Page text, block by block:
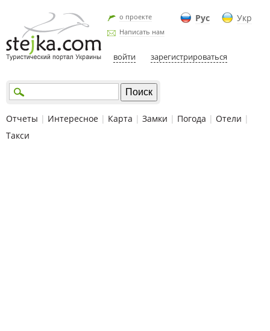
Рус Укр
о проекте
Написать нам
войти зарегистрироваться
Отчеты | Интересное | Карта | Замки | Погода | Отели |
Такси